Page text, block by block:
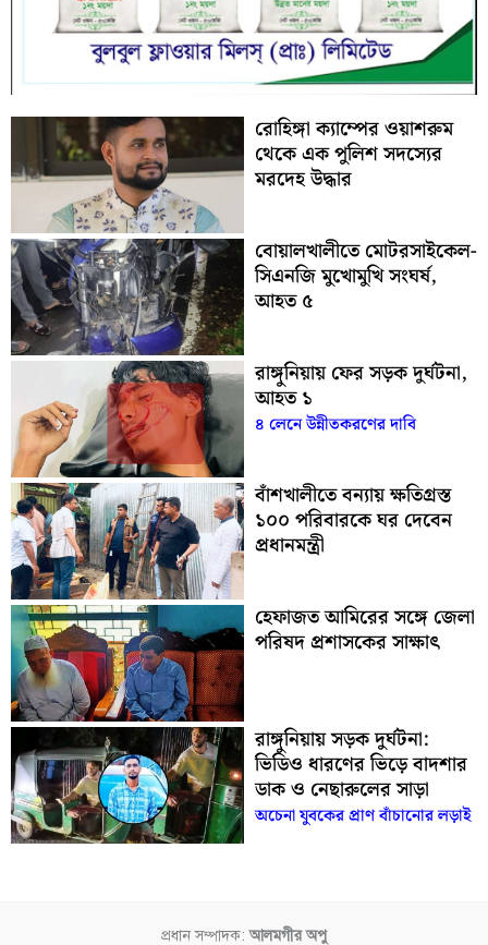
রোহিঙ্গা ক্যাম্পের ওয়াশরুম
থেকে এক পুলিশ সদস্যের
মরদেহ উদ্ধার
বোয়ালখালীতে মোটরসাইকেল-
সিএনজি মুখোমুখি সংঘর্ষ,
আহত ৫
রাঙ্গুনিয়ায় ফের সড়ক দুর্ঘটনা,
আহত ১
৪ লেনে উন্নীতকরণের দাবি
বাঁশখালীতে বন্যায় ক্ষতিগ্রস্ত
১০০ পরিবারকে ঘর দেবেন
প্রধানমন্ত্রী
হেফাজত আমিরের সঙ্গে জেলা
পরিষদ প্রশাসকের সাক্ষাৎ
রাঙ্গুনিয়ায় সড়ক দুর্ঘটনা:
ভিডিও ধারণের ভিড়ে বাদশার
ডাক ও নেছারুলের সাড়া
অচেনা যুবকের প্রাণ বাঁচানোর লড়াই
প্রধান সম্পাদক:আলমগীর অপু